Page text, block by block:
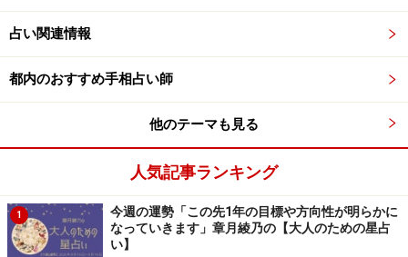
占い関連情報
都内のおすすめ手相占い師
他のテーマも見る
人気記事ランキング
1
今週の運勢「この先1年の目標や方向性が明らかに
なっていきます」章月綾乃の【大人のための星占
い】